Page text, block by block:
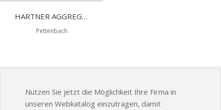
HARTNER AGGREGATE UND INDUSTRIETECHNIK GMBH
Pettenbach
Nutzen Sie jetzt die Möglichkeit Ihre Firma in
unseren Webkatalog einzutragen, damit